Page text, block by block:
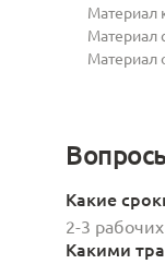
Материал
Материал
Материал
Какие
2-3
Какими